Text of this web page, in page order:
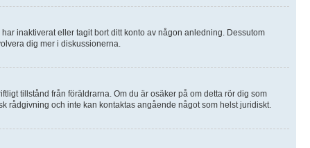
inaktiverat eller tagit bort ditt konto av någon anledning. Dessutom
dig mer i diskussionerna.
tillstånd från föräldrarna. Om du är osäker på om detta rör dig som
rådgivning och inte kan kontaktas angående något som helst juridiskt.